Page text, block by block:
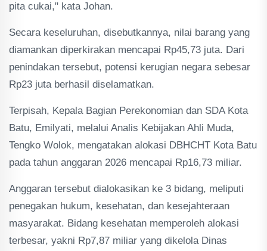
pita cukai," kata Johan.
Secara keseluruhan, disebutkannya, nilai barang yang
diamankan diperkirakan mencapai Rp45,73 juta. Dari
penindakan tersebut, potensi kerugian negara sebesar
Rp23 juta berhasil diselamatkan.
Terpisah, Kepala Bagian Perekonomian dan SDA Kota
Batu, Emilyati, melalui Analis Kebijakan Ahli Muda,
Tengko Wolok, mengatakan alokasi DBHCHT Kota Batu
pada tahun anggaran 2026 mencapai Rp16,73 miliar.
Anggaran tersebut dialokasikan ke 3 bidang, meliputi
penegakan hukum, kesehatan, dan kesejahteraan
masyarakat. Bidang kesehatan memperoleh alokasi
terbesar, yakni Rp7,87 miliar yang dikelola Dinas